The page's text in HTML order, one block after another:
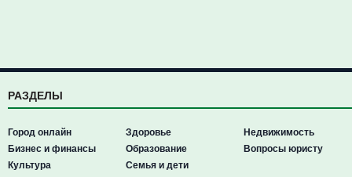
РАЗДЕЛЫ
Город онлайн
Бизнес и финансы
Культура
Здоровье
Образование
Семья и дети
Недвижимость
Вопросы юристу